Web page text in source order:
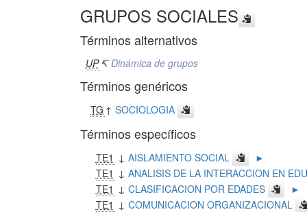
GRUPOS SOCIALES
Términos alternativos
UP ↸Dinámica de grupos
Términos genéricos
TG ↑SOCIOLOGIA
Términos específicos
TE1 ↓ AISLAMIENTO SOCIAL
►
TE1 ↓ ANALISIS DE LA INTERACCION EN
TE1 ↓ CLASIFICACION POR EDADES
►
TE1 ↓ COMUNICACION ORGANIZACIONAL